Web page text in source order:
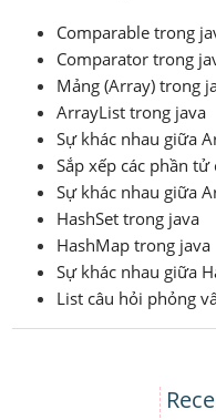
Comparable trong
Comparator trong
Mảng (Array) trong
ArrayList trong java
Sự khác nhau giữa
Sắp xếp các phần tử
Sự khác nhau giữa
HashSet trong java
HashMap trong java
Sự khác nhau giữa
List câu hỏi phỏng